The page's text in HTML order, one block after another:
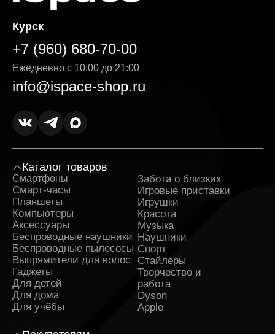
Курск
+7 (960) 680-70-00
Ежедневно с 10:00 до 21:00
info@ispace-shop.ru
Каталог товаров
Смартфоны
Смарт-часы
Планшеты
Компьютеры
Аксессуары
Беспроводные наушники
Беспроводные пылесосы
Выпрямители для волос
Гаджеты
Для детей
Для дома
Для учёбы
Забота о близких
Игровые приставки
Игрушки
Красота
Музыка
Наушники
Спорт
Стайлеры
Творчество и
работа
Dyson
Apple